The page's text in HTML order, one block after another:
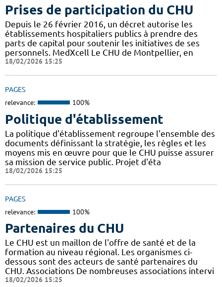
Prises de participation du CHU
Depuis le 26 février 2016, un décret autorise les
établissements hospitaliers publics à prendre des
parts de capital pour soutenir les initiatives de ses
personnels. MedXcell Le CHU de Montpellier, en
18/02/2026 15:25
PAGES
relevance: 100%
Politique d'établissement
La politique d'établissement regroupe l'ensemble des
documents définissant la stratégie, les règles et les
moyens mis en œuvre pour que le CHU puisse assurer
sa mission de service public. Projet d'éta
18/02/2026 15:25
PAGES
relevance: 100%
Partenaires du CHU
Le CHU est un maillon de l'offre de santé et de la
formation au niveau régional. Les organismes ci-
dessous sont des acteurs de santé partenaires du
CHU. Associations De nombreuses associations intervi
18/02/2026 15:25